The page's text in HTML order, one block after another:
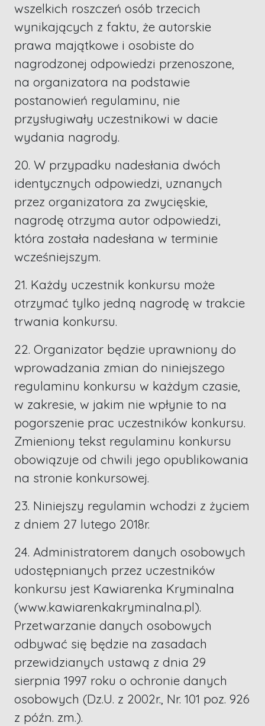
wszelkich roszczeń osób trzecich
wynikających z faktu, że autorskie
prawa majątkowe i osobiste do
nagrodzonej odpowiedzi przenoszone,
na organizatora na podstawie
postanowień regulaminu, nie
przysługiwały uczestnikowi w dacie
wydania nagrody.
20. W przypadku nadesłania dwóch
identycznych odpowiedzi, uznanych
przez organizatora za zwycięskie,
nagrodę otrzyma autor odpowiedzi,
która została nadesłana w terminie
wcześniejszym.
21. Każdy uczestnik konkursu może
otrzymać tylko jedną nagrodę w trakcie
trwania konkursu.
22. Organizator będzie uprawniony do
wprowadzania zmian do niniejszego
regulaminu konkursu w każdym czasie,
w zakresie, w jakim nie wpłynie to na
pogorszenie prac uczestników konkursu.
Zmieniony tekst regulaminu konkursu
obowiązuje od chwili jego opublikowania
na stronie konkursowej.
23. Niniejszy regulamin wchodzi z życiem
z dniem 27 lutego 2018r.
24. Administratorem danych osobowych
udostępnianych przez uczestników
konkursu jest Kawiarenka Kryminalna
(www.kawiarenkakryminalna.pl).
Przetwarzanie danych osobowych
odbywać się będzie na zasadach
przewidzianych ustawą z dnia 29
sierpnia 1997 roku o ochronie danych
osobowych (Dz.U. z 2002r., Nr. 101 poz. 926
z późn. zm.).